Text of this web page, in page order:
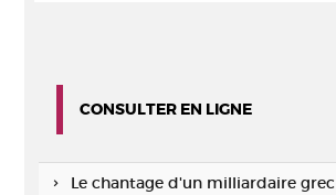
CONSULTER EN LIGNE
Le chantage d'un milliardaire grec